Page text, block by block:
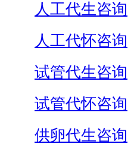
人工代生咨询
人工代怀咨询
试管代生咨询
试管代怀咨询
供卵代生咨询